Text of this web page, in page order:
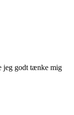
jeg godt tænke mig